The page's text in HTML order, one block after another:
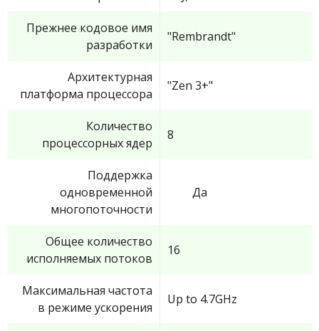
Прежнее кодовое имя
разработки
"Rembrandt"
Архитектурная
платформа процессора
"Zen 3+"
Количество
процессорных ядер
8
Поддержка
одновременной
многопоточности
Да
Общее количество
исполняемых потоков
16
Максимальная частота
в режиме ускорения
Up to 4.7GHz